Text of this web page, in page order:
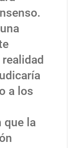
a los
que la